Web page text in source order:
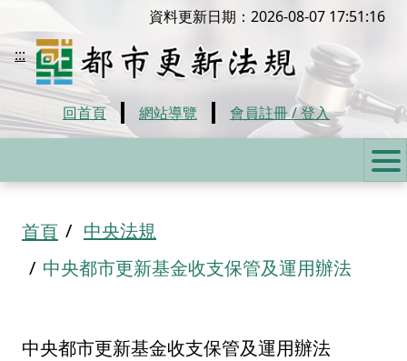
移到主要內容
:::
都市更新法規
資料更新日期：2026-08-07 17:51:16
回首頁 網站導覽 會員註冊 / 登入
首頁
中央法規
中央都市更新基金收支保管及運用辦法
中央都市更新基金收支保管及運用辦法